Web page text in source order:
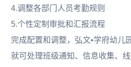
4.调整各部门人员考勤规则
5.个性定制审批和汇报流程
完成配置和调整，弘文•学府幼儿
就可处理班级通知、信息收集、